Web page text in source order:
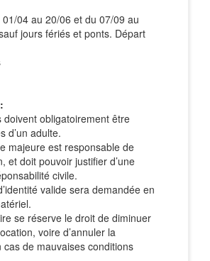
01/04 au 20/06 et du 07/09 au
jours fériés et ponts. Départ
doivent obligatoirement être
d’un adulte.
majeure est responsable de
et doit pouvoir justifier d’une
civile.
valide sera demandée en
se réserve le droit de diminuer
voire d’annuler la
cas de mauvaises conditions